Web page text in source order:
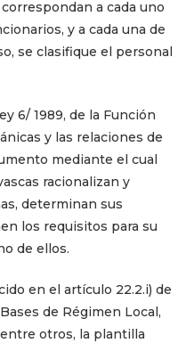
a cada uno
y a cada una de
se clasifique el personal
6/ 1989, de la Función
y las relaciones de
mediante el cual
racionalizan y
determinan sus
los requisitos para su
de ellos.
en el artículo 22.2.i) de
de Régimen Local,
otros, la plantilla